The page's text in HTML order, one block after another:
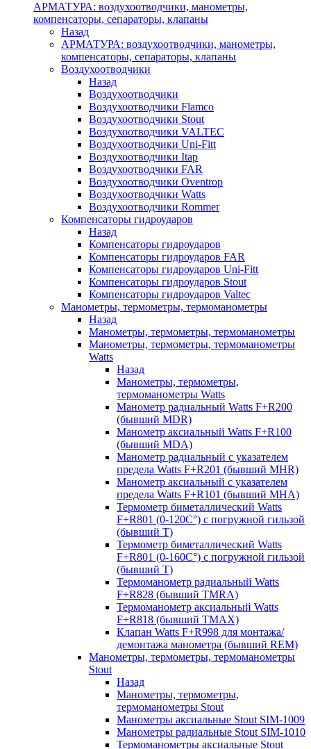
АРМАТУРА: воздухоотводчики, манометры,
компенсаторы, сепараторы, клапаны
Назад
АРМАТУРА: воздухоотводчики, манометры,
компенсаторы, сепараторы, клапаны
Воздухоотводчики
Назад
Воздухоотводчики
Воздухоотводчики Flamco
Воздухоотводчики Stout
Воздухоотводчики VALTEC
Воздухоотводчики Uni-Fitt
Воздухоотводчики Itap
Воздухоотводчики FAR
Воздухоотводчики Oventrop
Воздухоотводчики Watts
Воздухоотводчики Rommer
Компенсаторы гидроударов
Назад
Компенсаторы гидроударов
Компенсаторы гидроударов FAR
Компенсаторы гидроударов Uni-Fitt
Компенсаторы гидроударов Stout
Компенсаторы гидроударов Valtec
Манометры, термометры, термоманометры
Назад
Манометры, термометры, термоманометры
Манометры, термометры, термоманометры
Watts
Назад
Манометры, термометры,
термоманометры Watts
Манометр радиальный Watts F+R200
(бывший MDR)
Манометр аксиальный Watts F+R100
(бывший MDA)
Манометр радиальный с указателем
предела Watts F+R201 (бывший MHR)
Манометр аксиальный с указателем
предела Watts F+R101 (бывший MHA)
Термометр биметаллический Watts
F+R801 (0-120С°) с погружной гильзой
(бывший T)
Термометр биметаллический Watts
F+R801 (0-160С°) с погружной гильзой
(бывший T)
Термоманометр радиальный Watts
F+R828 (бывший TMRA)
Термоманометр аксиальный Watts
F+R818 (бывший TMAX)
Клапан Watts F+R998 для монтажа/
демонтажа манометра (бывший REM)
Манометры, термометры, термоманометры
Stout
Назад
Манометры, термометры,
термоманометры Stout
Манометры аксиальные Stout SIM-1009
Манометры радиальные Stout SIM-1010
Термоманометры аксиальные Stout